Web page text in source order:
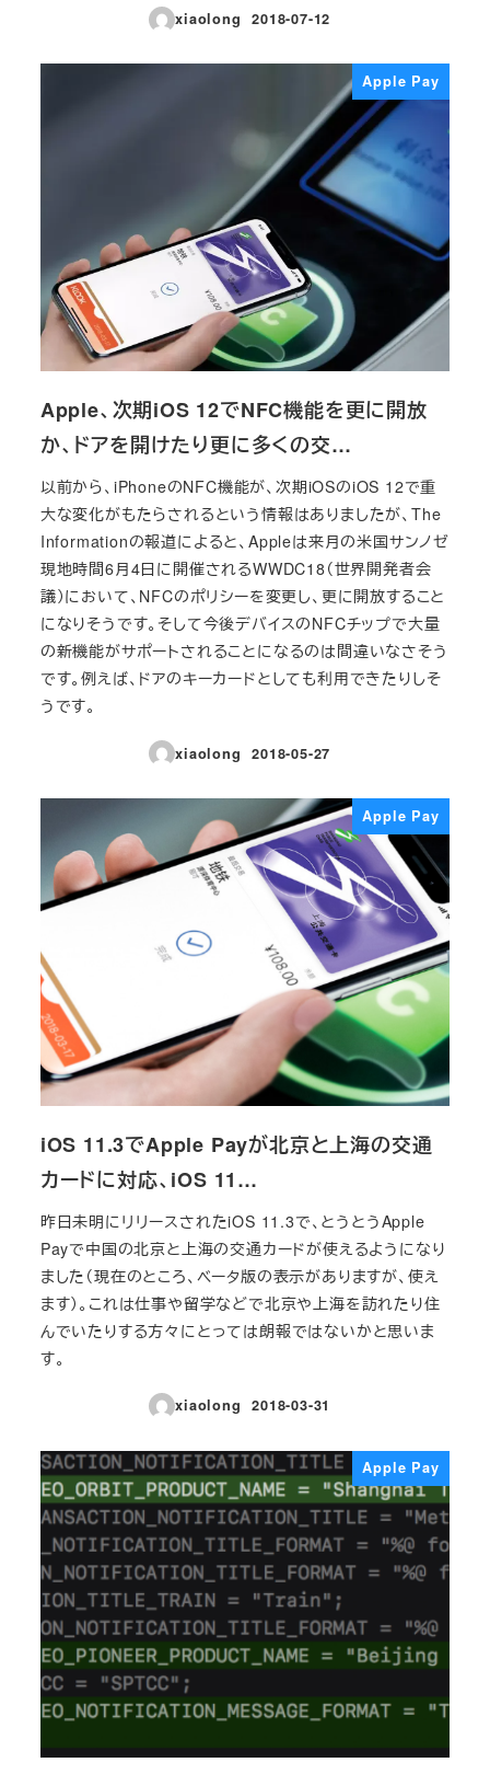
xiaolong
投稿日
2018-07-12
Apple Pay
Apple、次期iOS 12でNFC機能を更に開放
か、ドアを開けたり更に多くの交…
以前から、iPhoneのNFC機能が、次期iOSのiOS 12で重
大な変化がもたらされるという情報はありましたが、The
Informationの報道によると、Appleは来月の米国サンノゼ
現地時間6月4日に開催されるWWDC18（世界開発者会
議）において、NFCのポリシーを変更し、更に開放すること
になりそうです。そして今後デバイスのNFCチップで大量
の新機能がサポートされることになるのは間違いなさそう
です。例えば、ドアのキーカードとしても利用できたりしそ
うです。
xiaolong
投稿日
2018-05-27
Apple Pay
iOS 11.3でApple Payが北京と上海の交通
カードに対応、iOS 11…
昨日未明にリリースされたiOS 11.3で、とうとうApple
Payで中国の北京と上海の交通カードが使えるようになり
ました（現在のところ、ベータ版の表示がありますが、使え
ます）。これは仕事や留学などで北京や上海を訪れたり住
んでいたりする方々にとっては朗報ではないかと思いま
す。
xiaolong
投稿日
2018-03-31
Apple Pay